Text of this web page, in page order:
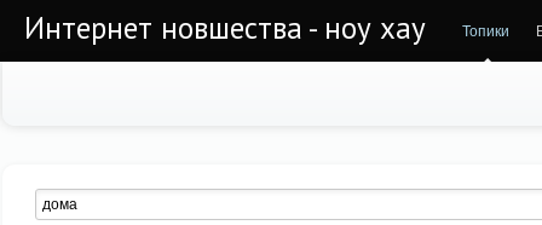
Интернет новшества - ноу хау Топики